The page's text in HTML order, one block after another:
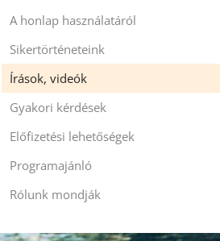
A honlap használatáról
Sikertörténeteink
Írások, videók
Gyakori kérdések
Előfizetési lehetőségek
Programajánló
Rólunk mondják